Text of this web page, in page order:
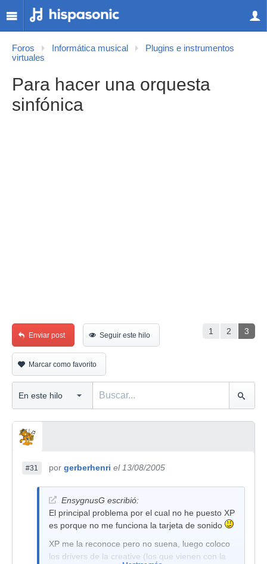
Foros Informática musical
Plugins e instrumentos
virtuales
Para hacer una orquesta
sinfónica
1 2 3
Enviar post Seguir este hilo
Marcar como favorito
#31 por gerberhenri el 13/08/2005
EnsygnusG escribió:
El principal problema por el cual no he puesto XP
es porque no me funciona la tarjeta de sonido
XP me la reconoce pero no suena, luego coloco
los drivers de la creative (los que vienen con la